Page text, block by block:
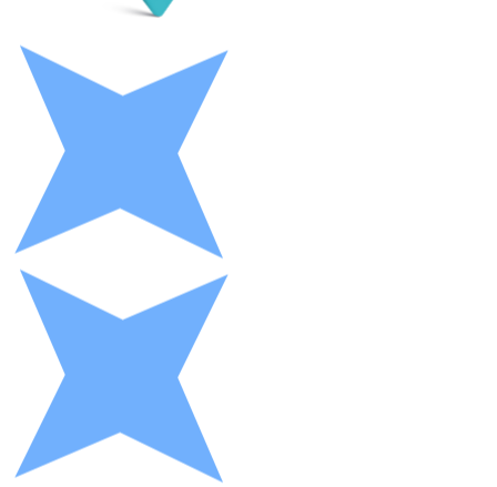
XRP
XRP
Ver todo
Efectivo
Compra criptomonedas con efectivo en tu tienda más
Comprar con efectivo
Transferencia SEPA